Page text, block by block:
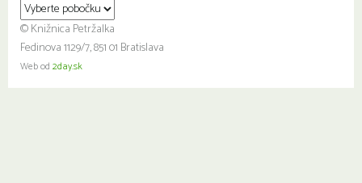
© Knižnica Petržalka
Fedinova 1129/7, 851 01 Bratislava
Web od 2day.sk